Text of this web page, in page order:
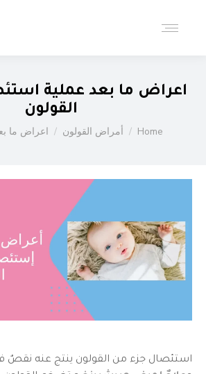
اعراض ما بعد عملية
القولون
You are here:
Home أمراض القولون اعراض ما
استئصال جزء من القولون ينتج عنه نقصٌ